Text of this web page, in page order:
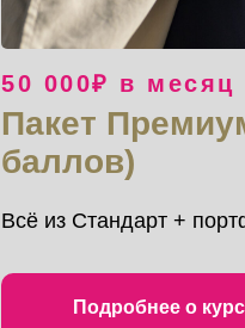
50 000₽ в месяц
Пакет
баллов)
Всё из Стандарт +
Подробнее о